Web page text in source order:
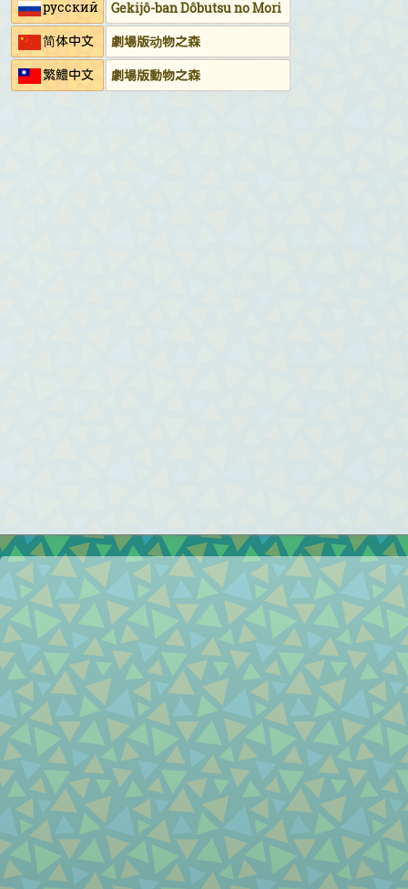
русский
Gekijô-ban Dôbutsu no Mori
简体中文
劇場版动物之森
繁鱧中文
劇場版動物之森